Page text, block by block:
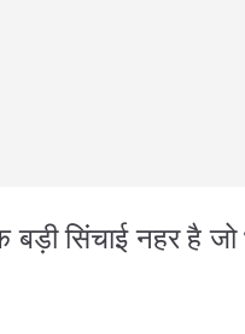
बड़ी सिंचाई नहर है